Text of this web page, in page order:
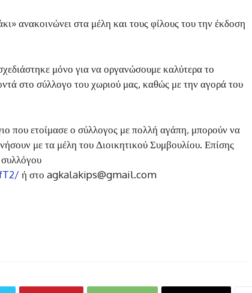
ανακοινώνει στα μέλη και τους φίλους του την έκδοση
μόνο για να οργανώσουμε καλύτερα το
στο σύλλογο του χωριού μας, καθώς με την αγορά του
που ετοίμασε ο σύλλογος με πολλή αγάπη, μπορούν να
με τα μέλη του Διοικητικού Συμβουλίου. Επίσης
ή στο agkalakips@gmail.com